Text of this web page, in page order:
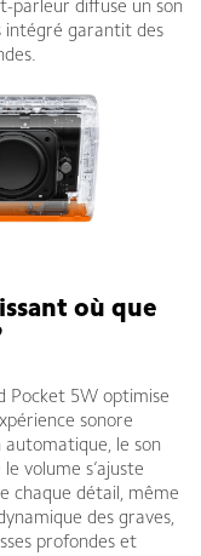
parleur diffuse un son
intégré garantit des
où que
Pocket 5W optimise
sonore
automatique, le son
volume s’ajuste
chaque détail, même
des graves,
profondes et